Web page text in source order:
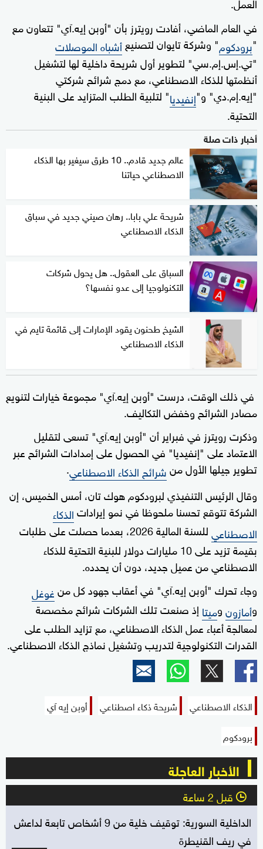
في العام الماضي، أفادت رويترز بأن "أوبن إيه.آي" تتعاون مع
"برودكوم" وشركة تايوان لتصنيعأشباه الموصلات
"تي.إس.إم.سي" لتطوير أول شريحة داخلية لها لتشغيل
أنظمتها للذكاء الاصطناعي، مع دمج شرائح شركتي
"إيه.إم.دي" و"إنفيديا" لتلبية الطلب المتزايد على البنية
التحتية.
أخبار ذات صلة
عالم جديد قادم.. 10 طرق سيغير بها الذكاء
الاصطناعي حياتنا
شريحة علي بابا.. رهان صيني جديد في سباق
الذكاء الاصطناعي
السباق على العقول.. هل يحول شركات
التكنولوجيا إلى عدو نفسها؟
الشيخ طحنون يقود الإمارات إلى قائمة تايم في
الذكاء الاصطناعي
في ذلك الوقت، درست "أوبن إيه.آي" مجموعة خيارات لتنويع
مصادر الشرائح وخفض التكاليف.
وذكرت رويترز في فبراير أن "أوبن إيه.آي" تسعى لتقليل
الاعتماد على "إنفيديا" في الحصول على إمدادات الشرائح عبر
تطوير جيلها الأول منشرائح الذكاء الاصطناعي.
وقال الرئيس التنفيذي لبرودكوم هوك تان، أمس الخميس، إن
الشركة تتوقع تحسنا ملحوظا في نمو إيراداتالذكاء
الاصطناعي
للسنة المالية 2026، بعدما حصلت على طلبات
بقيمة تزيد على 10 مليارات دولار للبنية التحتية للذكاء
الاصطناعي من عميل جديد، دون أن يحدده.
وجاء تحرك "أوبن إيه.آي" في أعقاب جهود كل منغوغل
وأمازونوميتا إذ صنعت تلك الشركات شرائح مخصصة
لمعالجة أعباء عمل الذكاء الاصطناعي، مع تزايد الطلب على
القدرات التكنولوجية لتدريب وتشغيل نماذج الذكاء الاصطناعي.
الذكاء الاصطناعي شريحة ذكاء اصطناعي
أوبن إيه آي
برودكوم
الأخبار العاجلة
l قبل 2 ساعة
الداخلية السورية: توقيف خلية من 9 أشخاص تابعة لداعش
في ريف القنيطرة